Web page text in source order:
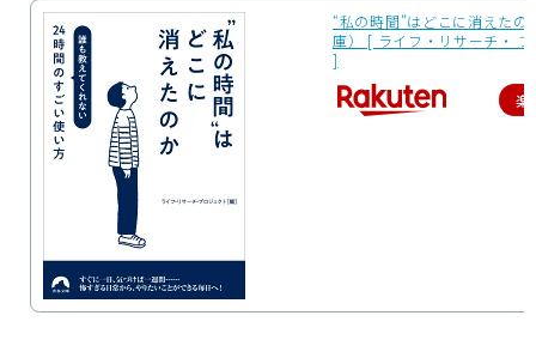
“私の時間”はどこに消えたの
庫） [ ライフ・リサーチ・
]
楽